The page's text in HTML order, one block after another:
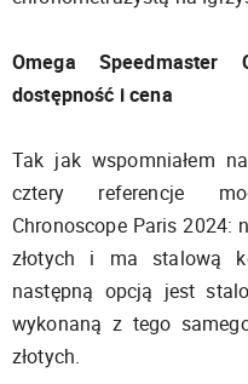
Omega
dostępność i cena
Tak jak wspomniałem
cztery referencje
Chronoscope Paris 2024:
złotych i ma stalową
następną opcją jest
wykonaną z tego
złotych.